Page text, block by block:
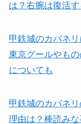
は？右腕は復活
甲鉄城のカバネ
東京グールやも
についても
甲鉄城のカバネ
理由は？棒読み